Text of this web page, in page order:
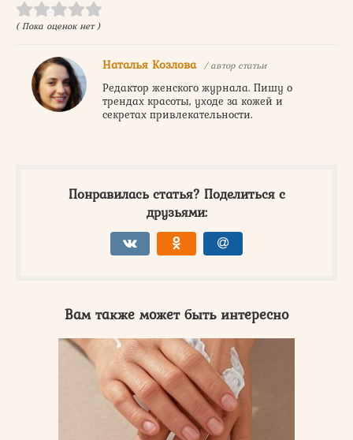
( Пока оценок нет )
Наталья Козлова / автор статьи
Редактор женского журнала. Пишу о
трендах красоты, уходе за кожей и
секретах привлекательности.
Понравилась статья? Поделиться с
друзьями:
Вам также может быть интересно